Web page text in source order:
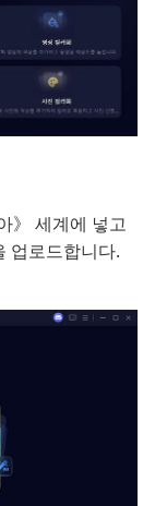
》 세계에 넣고
업로드합니다.